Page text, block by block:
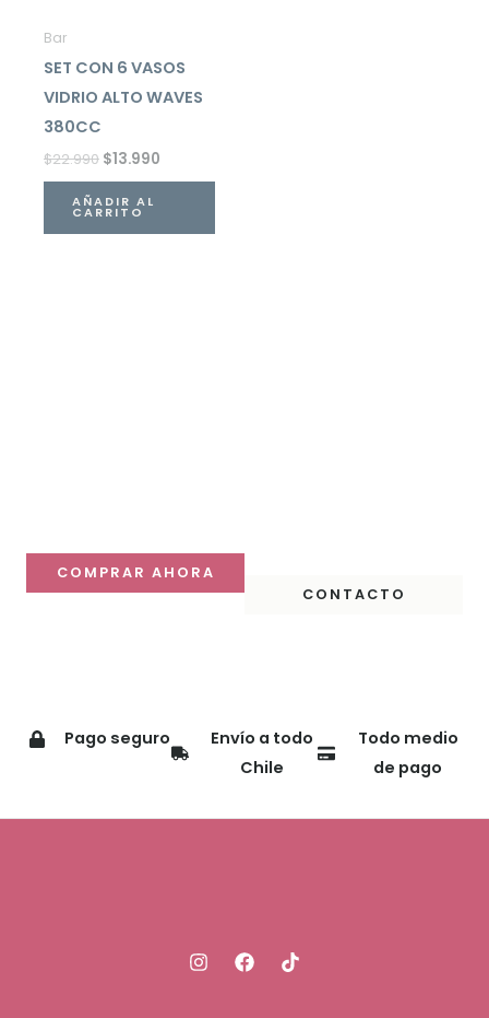
Bar
SET CON 6 VASOS
VIDRIO ALTO WAVES
380CC
$22.990 $13.990
AÑADIR AL
CARRITO
despacho a todo Chile.
COMPRAR AHORA
CONTACTO
Pago seguro
Envío a todo
Chile
Todo medio
de pago